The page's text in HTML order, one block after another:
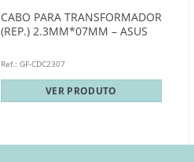
CABO PARA TRANSFORMADOR
(REP.) 2.3MM*07MM – ASUS
Ref.: GF-CDC2307
VER PRODUTO